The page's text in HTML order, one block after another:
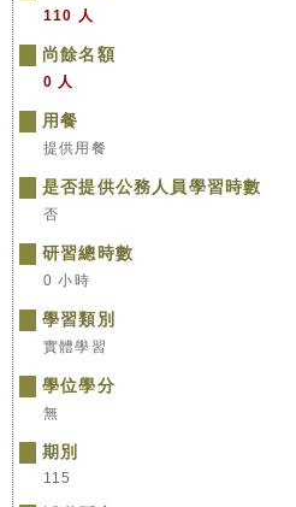
110 人
尚餘名額
0 人
用餐
提供用餐
是否提供公務人員學習時數
否
研習總時數
0 小時
學習類別
實體學習
學位學分
無
期別
115